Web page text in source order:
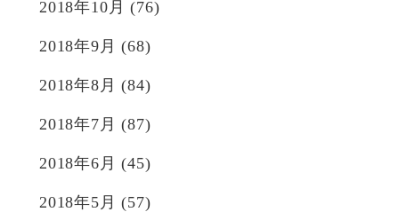
2018年10月 (76)
2018年9月 (68)
2018年8月 (84)
2018年7月 (87)
2018年6月 (45)
2018年5月 (57)